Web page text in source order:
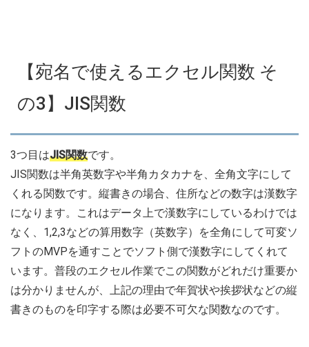
【宛名で使えるエクセル関数 そ
の3】JIS関数
3つ目はJIS関数です。
JIS関数は半角英数字や半角カタカナを、全角文字にして
くれる関数です。縦書きの場合、住所などの数字は漢数字
になります。これはデータ上で漢数字にしているわけでは
なく、1,2,3などの算用数字（英数字）を全角にして可変ソ
フトのMVPを通すことでソフト側で漢数字にしてくれて
います。普段のエクセル作業でこの関数がどれだけ重要か
は分かりませんが、上記の理由で年賀状や挨拶状などの縦
書きのものを印字する際は必要不可欠な関数なのです。